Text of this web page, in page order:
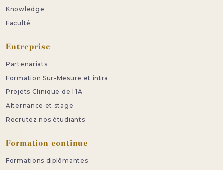
Knowledge
Faculté
Entreprise
Partenariats
Formation Sur-Mesure et intra
Projets Clinique de l’IA
Alternance et stage
Recrutez nos étudiants
Formation continue
Formations diplômantes